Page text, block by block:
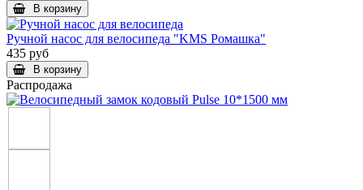
В корзину
Ручной насос для велосипеда "KMS Ромашка"
435 руб
В корзину
Распродажа